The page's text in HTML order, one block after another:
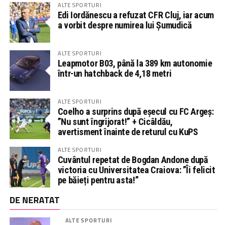
ALTE SPORTURI
Edi Iordănescu a refuzat CFR Cluj, iar acum
a vorbit despre numirea lui Șumudică
ALTE SPORTURI
Leapmotor B03, până la 389 km autonomie
într-un hatchback de 4,18 metri
ALTE SPORTURI
Coelho a surprins după eșecul cu FC Argeș:
”Nu sunt îngrijorat!” + Cicâldău,
avertisment înainte de returul cu KuPS
ALTE SPORTURI
Cuvântul repetat de Bogdan Andone după
victoria cu Universitatea Craiova: ”Îi felicit
pe băieți pentru asta!”
DE NERATAT
ALTE SPORTURI